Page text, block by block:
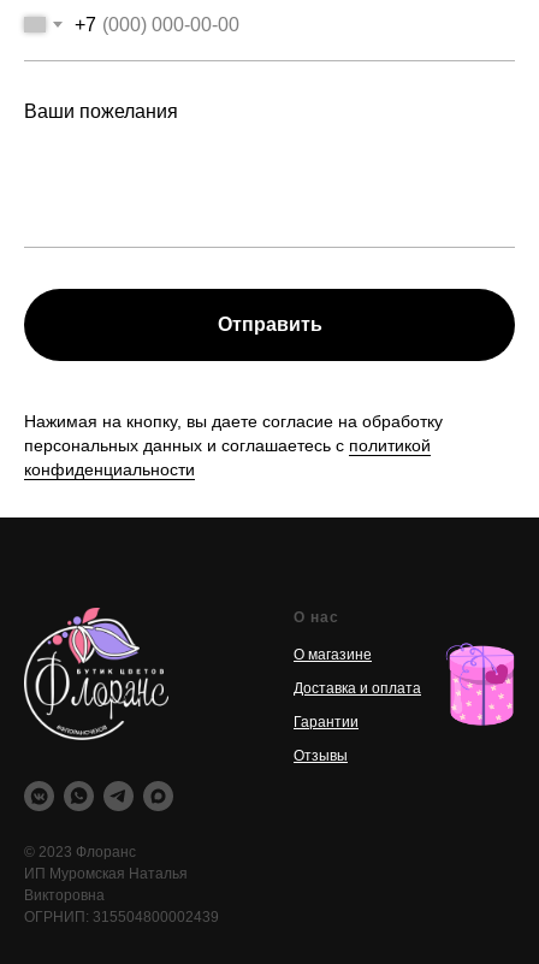
+7
Ваши пожелания
Отправить
Нажимая на кнопку, вы даете согласие на обработку
персональных данных и соглашаетесь с политикой
конфиденциальности
© 2023 Флоранс
ИП Муромская Наталья
Викторовна
ОГРНИП: 315504800002439
О нас
О магазине
Доставка и оплата
Гарантии
Отзывы